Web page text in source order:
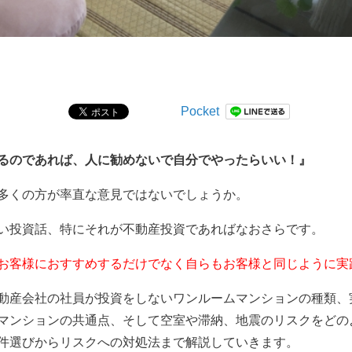
Pocket
のであれば、人に勧めないで自分でやったらいい！』
くの方が率直な意見ではないでしょうか。
投資話、特にそれが不動産投資であればなおさらです。
客様におすすめするだけでなく自らもお客様と同じように
産会社の社員が投資をしないワンルームマンションの種類
ンションの共通点、そして空室や滞納、地震のリスクをど
選びからリスクへの対処法まで解説していきます。